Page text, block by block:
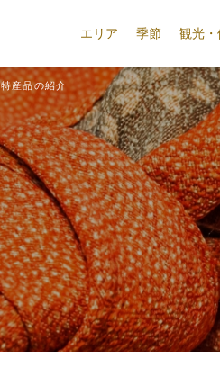
エリア 季節 観光
特産品の紹介